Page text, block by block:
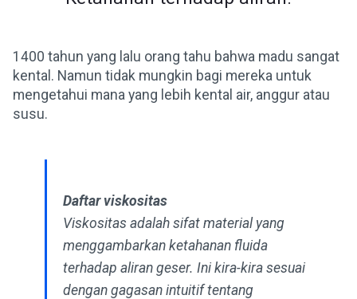
1400 tahun yang lalu orang tahu bahwa madu sangat
kental. Namun tidak mungkin bagi mereka untuk
mengetahui mana yang lebih kental air, anggur atau
susu.
Daftar viskositas
Viskositas adalah sifat material yang
menggambarkan ketahanan fluida
terhadap aliran geser. Ini kira-kira sesuai
dengan gagasan intuitif tentang